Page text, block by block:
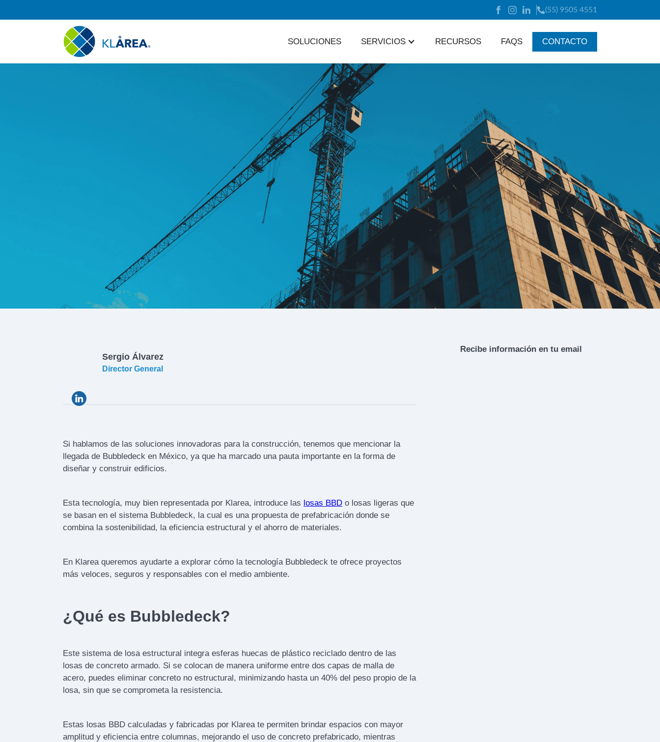
(55) 9505 4551
SOLUCIONES SERVICIOS RECURSOS FAQS CONTACTO
Sergio Álvarez
Director General
Si hablamos de las soluciones innovadoras para la construcción, tenemos que mencionar la
llegada de Bubbledeck en México, ya que ha marcado una pauta importante en la forma de
diseñar y construir edificios.
Esta tecnología, muy bien representada por Klarea, introduce las losas BBD o losas ligeras que
se basan en el sistema Bubbledeck, la cual es una propuesta de prefabricación donde se
combina la sostenibilidad, la eficiencia estructural y el ahorro de materiales.
En Klarea queremos ayudarte a explorar cómo la tecnología Bubbledeck te ofrece proyectos
más veloces, seguros y responsables con el medio ambiente.
¿Qué es Bubbledeck?
Este sistema de losa estructural integra esferas huecas de plástico reciclado dentro de las
losas de concreto armado. Si se colocan de manera uniforme entre dos capas de malla de
acero, puedes eliminar concreto no estructural, minimizando hasta un 40% del peso propio de la
losa, sin que se comprometa la resistencia.
Estas losas BBD calculadas y fabricadas por Klarea te permiten brindar espacios con mayor
amplitud y eficiencia entre columnas, mejorando el uso de concreto prefabricado, mientras
Recibe información en tu email